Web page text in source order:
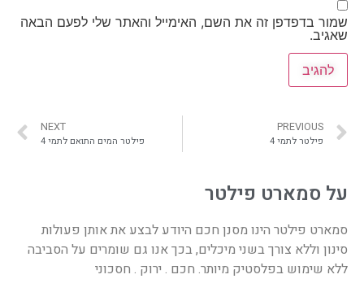
שמור בדפדפן זה את השם, האימייל והאתר שלי לפעם הבאה
שאגיב.
PREVIOUS
פילטר לתמי 4
NEXT
פילטר המים התואם לתמי 4
על סמארט פילטר
סמארט פילטר הינו מסנן חכם היודע לבצע את אותן פעולות
סינון וללא צורך בשני מיכלים, בכך אנו גם שומרים על הסביבה
ללא שימוש בפלסטיק מיותר. חכם . ירוק . חסכוני